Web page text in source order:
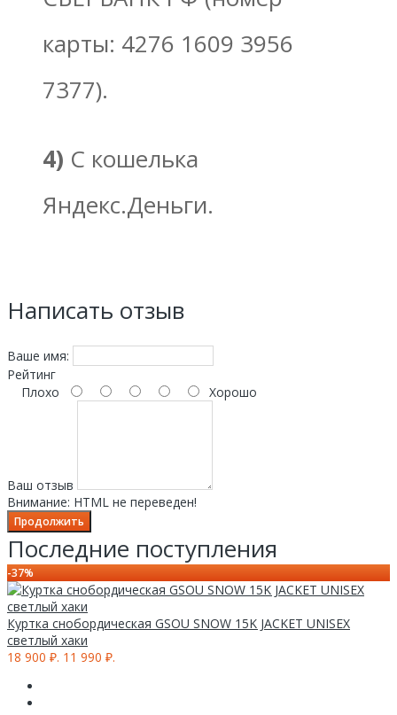
карты: 4276 1609 3956
7377).
4) С кошелька
Яндекс.Деньги.
Написать отзыв
Ваше имя:
Рейтинг
Плохо
Хорошо
Ваш отзыв
Внимание: HTML не переведен!
Продолжить
Последние поступления
-37%
Куртка снобордическая GSOU SNOW 15K JACKET UNISEX
светлый хаки
18 900 ₽. 11 990 ₽.